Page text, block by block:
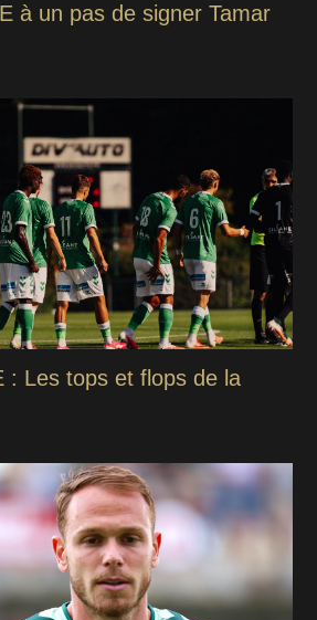
à un pas de signer Tamar
: Les tops et flops de la